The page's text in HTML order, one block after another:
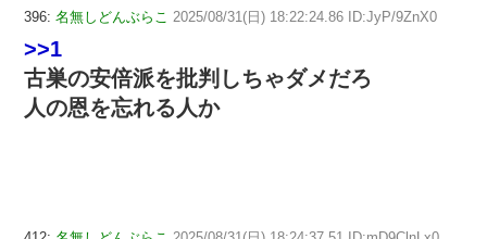
396: 名無しどんぶらこ 2025/08/31(日) 18:22:24.86 ID:JyP/9ZnX0
>>1
古巣の安倍派を批判しちゃダメだろ
人の恩を忘れる人か